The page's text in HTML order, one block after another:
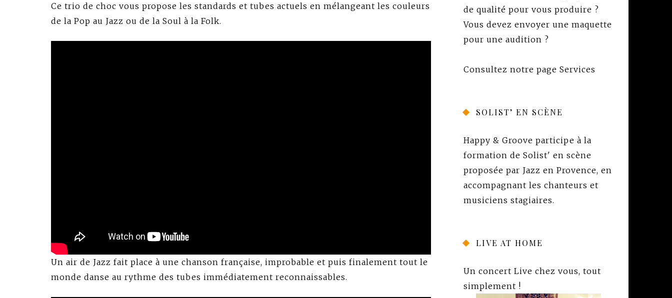
Ce trio de choc vous propose les standards et tubes actuels en mélangeant les couleurs
de la Pop au Jazz ou de la Soul à la Folk.
Un air de Jazz fait place à une chanson française, improbable et puis finalement tout le
monde danse au rythme des tubes immédiatement reconnaissables.
de qualité pour vous produire ?
Vous devez envoyer une maquette
pour une audition ?
Consultez notre page Services
SOLIST’ EN SCÈNE
Happy & Groove participe à la
formation de Solist' en scène
proposée par Jazz en Provence, en
accompagnant les chanteurs et
musiciens stagiaires.
LIVE AT HOME
Un concert Live chez vous, tout
simplement !